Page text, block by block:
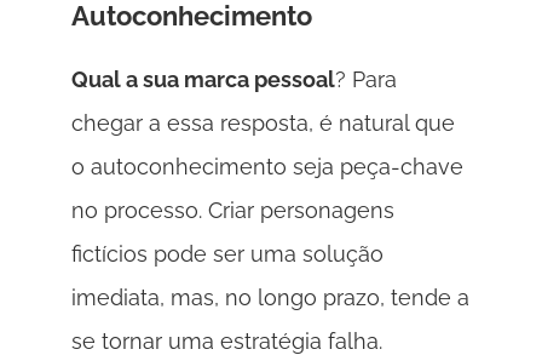
Autoconhecimento
Qual a sua marca pessoal? Para
chegar a essa resposta, é natural que
o autoconhecimento seja peça-chave
no processo. Criar personagens
fictícios pode ser uma solução
imediata, mas, no longo prazo, tende a
se tornar uma estratégia falha.